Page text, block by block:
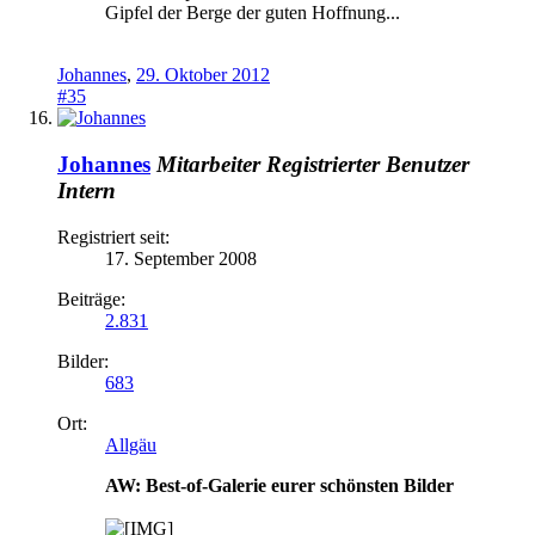
Gipfel der Berge der guten Hoffnung...
Johannes, 29. Oktober 2012
#35
Johannes Mitarbeiter Registrierter Benutzer
Intern
Registriert seit:
17. September 2008
Beiträge:
2.831
Bilder:
683
Ort:
Allgäu
AW: Best-of-Galerie eurer schönsten Bilder